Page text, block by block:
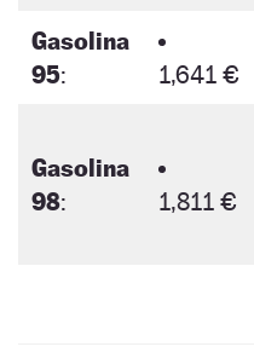
Gasolina
95: 1,641 €
Gasolina
98: 1,811 €